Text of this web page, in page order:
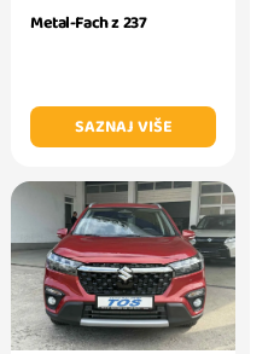
Metal-Fach z 237
SAZNAJ VIŠE